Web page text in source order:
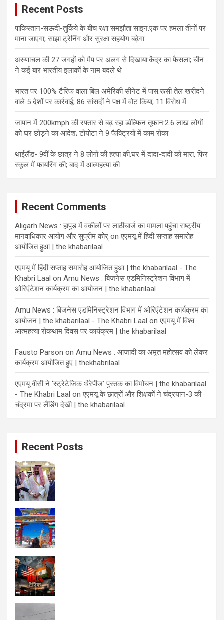
Recent Posts
पाकिस्तान-सऊदी-तुर्किये के बीच रक्षा समझौता साइन:एक पर हमला तीनों पर
माना जाएगा; साझा ट्रेनिंग और सुरक्षा सहयोग बढ़ेगा
अरुणाचल की 27 जगहों को मैप पर अलग से दिखाया:केंद्र का फैसला; चीन
ने कई बार भारतीय इलाकों के नाम बदले थे
भारत पर 100% टैरिफ वाला बिल अमेरिकी सीनेट में पास:रूसी तेल खरीदने
वाले 5 देशों पर कार्रवाई; 86 सांसदों ने पक्ष में वोट किया, 11 विरोध में
जापान में 200kmph की रफ्तार से बढ़ रहा डॉल्फिन तूफान:2.6 लाख लोगों
को घर छोड़ने का आदेश; टोयोटा ने 9 फैक्ट्रियों में काम रोका
थाईलैंड- 9वीं के छात्र ने 8 लोगों की हत्या की:घर में दादा-दादी को मारा, फिर
स्कूल में फायरिंग की; बाद में आत्महत्या की
Recent Comments
Aligarh News : हापुड़ में वकीलों पर लाठीचार्ज का मामला पहुंचा राष्ट्रीय
मानवाधिकार आयोग और सुप्रीम कोर् onएएमयू में हिंदी सप्ताह समारोह
आयोजित हुआ | the khabarilaal
एएमयू में हिंदी सप्ताह समारोह आयोजित हुआ | the khabarilaal - The
Khabri Laal on Amu News : बिजनेस एडमिनिस्ट्रेशन विभाग में
ओरिएंटेशन कार्यक्रम का आयोजन | the khabarilaal
Amu News : बिजनेस एडमिनिस्ट्रेशन विभाग में ओरिएंटेशन कार्यक्रम का
आयोजन | the khabarilaal - The Khabri Laal onएएमयू में विश्व
आत्महत्या रोकथाम दिवस पर कार्यक्रम | the khabarilaal
Fausto Parson on Amu News : आजादी का अमृत महोत्सव को लेकर
कार्यक्रम आयोजित हुए | thekhabrilaal
एएमयू वीसी ने ‘स्ट्रेटेजिक थैरेपीज’ पुस्तक का विमोचन | the khabarilaal
- The Khabri Laal onएएमयू के छात्रों और शिक्षकों ने चंद्रयान-3 की
चंद्रमा पर लैंडिंग देखी | the khabarilaal
Recent Posts